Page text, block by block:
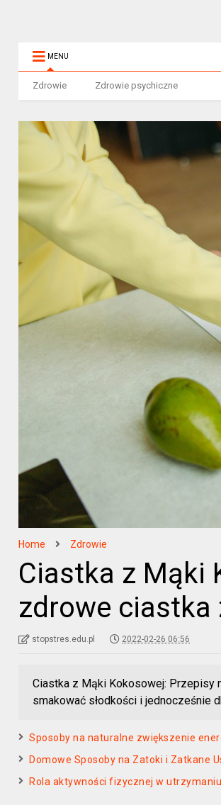
MENU
Zdrowie Zdrowie psychiczne
Home Zdrowie
Ciastka z Mąki
zdrowe ciastka
stopstres.edu.pl 2022-02-26 06:56
Ciastka z Mąki Kokosowej: Przepisy
smakować słodkości i jednocześnie
Sposoby na naturalne zwiększenie
Domowe Sposoby na Zatoki i Zatkane
Rola aktywności fizycznej w